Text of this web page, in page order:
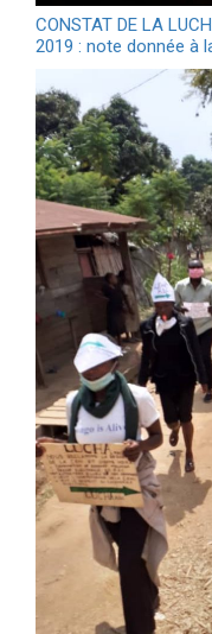
CONSTAT DE LA
2019 : note donnée à